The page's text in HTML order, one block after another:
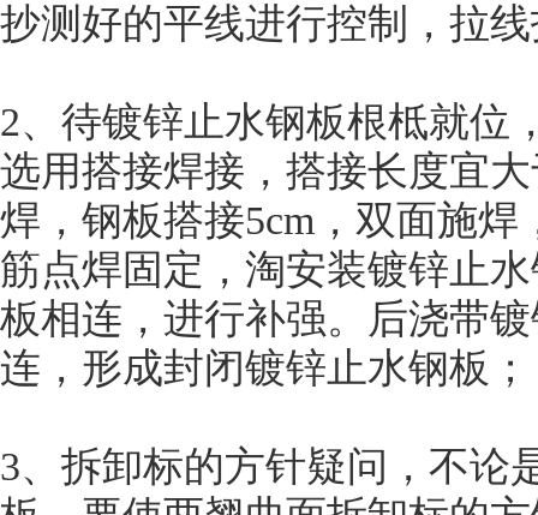
抄测好的平线进行控制，拉
2、待镀锌止水钢板根柢就位
选用搭接焊接，搭接长度宜
焊，钢板搭接5cm，双面施
筋点焊固定，淘安装镀锌止
板相连，进行补强。后浇带
连，形成封闭镀锌止水钢板；
3、拆卸标的方针疑问，不论